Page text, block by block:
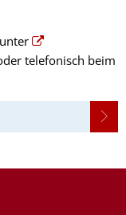
telefonisch beim